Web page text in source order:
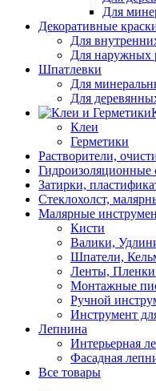
Для
Декоративные
Для
Для наружных
Шпатлевки
Для
Для
Клеи
Герметики
Растворители,
Гидроизоляционные
Затирки,
Стеклохолст,
Малярные
Кисти
Валики,
Шпатели,
Ленты,
Монтажные
Ручной
Инструмент
Лепнина
Интерьерная
Фасадная
Все товары